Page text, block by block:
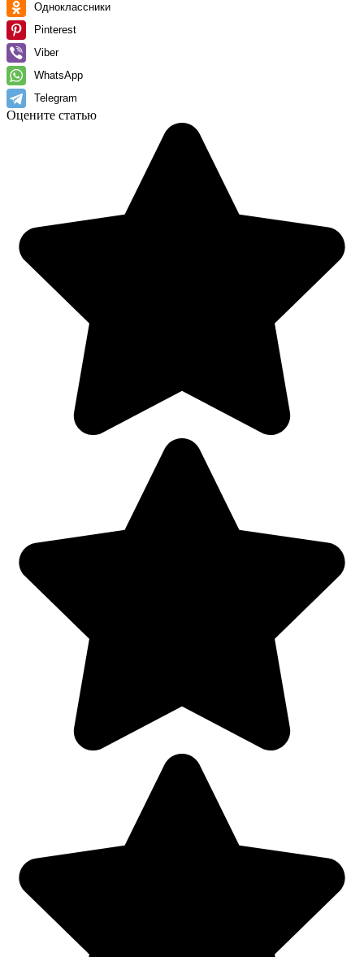
Одноклассники
Pinterest
Viber
WhatsApp
Telegram
Оцените статью